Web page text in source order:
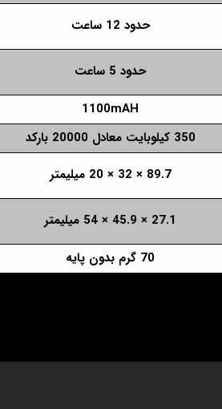
حدود 12 ساعت
حدود 5 ساعت
1100mAH
350 کیلوبایت معادل 20000 بارکد
89.7 × 32 × 20 میلیمتر
27.1 × 45.9 × 54 میلیمتر
70 گرم بدون پایه